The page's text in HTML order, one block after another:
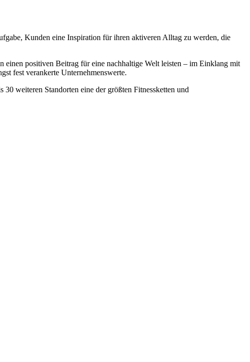
Kunden eine Inspiration für ihren aktiveren Alltag zu werden, die
einen positiven Beitrag für eine nachhaltige Welt leisten – im Einklang mit
fest verankerte Unternehmenswerte.
weiteren Standorten eine der größten Fitnessketten und